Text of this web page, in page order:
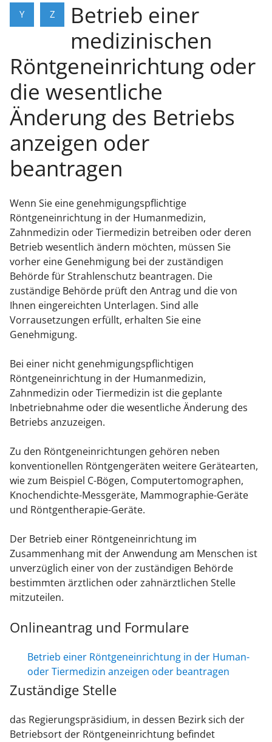
Y Z
Betrieb einer
medizinischen
Röntgeneinrichtung oder
die wesentliche
Änderung des Betriebs
anzeigen oder
beantragen
Wenn Sie eine genehmigungspflichtige
Röntgeneinrichtung in der Humanmedizin,
Zahnmedizin oder Tiermedizin betreiben oder deren
Betrieb wesentlich ändern möchten, müssen Sie
vorher eine Genehmigung bei der zuständigen
Behörde für Strahlenschutz beantragen. Die
zuständige Behörde prüft den Antrag und die von
Ihnen eingereichten Unterlagen. Sind alle
Vorrausetzungen erfüllt, erhalten Sie eine
Genehmigung.
Bei einer nicht genehmigungspflichtigen
Röntgeneinrichtung in der Humanmedizin,
Zahnmedizin oder Tiermedizin ist die geplante
Inbetriebnahme oder die wesentliche Änderung des
Betriebs anzuzeigen.
Zu den Röntgeneinrichtungen gehören neben
konventionellen Röntgengeräten weitere Gerätearten,
wie zum Beispiel C-Bögen, Computertomographen,
Knochendichte-Messgeräte, Mammographie-Geräte
und Röntgentherapie-Geräte.
Der Betrieb einer Röntgeneinrichtung im
Zusammenhang mit der Anwendung am Menschen ist
unverzüglich einer von der zuständigen Behörde
bestimmten ärztlichen oder zahnärztlichen Stelle
mitzuteilen.
Onlineantrag und Formulare
Betrieb einer Röntgeneinrichtung in der Human-
oder Tiermedizin anzeigen oder beantragen
Zuständige Stelle
das Regierungspräsidium, in dessen Bezirk sich der
Betriebsort der Röntgeneinrichtung befindet